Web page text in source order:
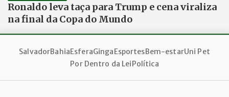
Ronaldo leva taça para Trump e cena viraliza
na final da Copa do Mundo
SalvadorBahiaEsferaGingaEsportesBem-estarUni Pet
Por Dentro da LeiPolítica